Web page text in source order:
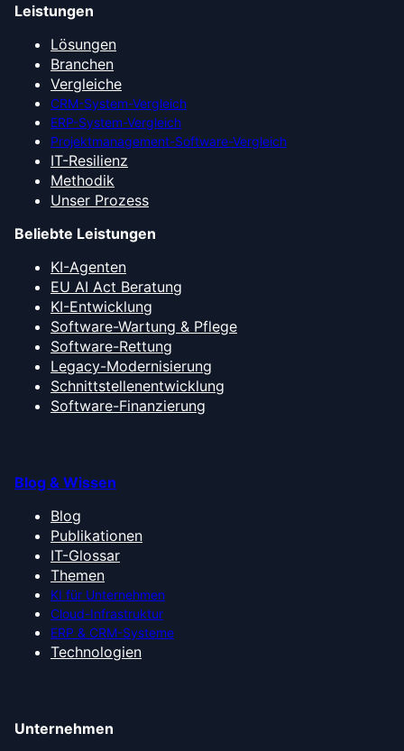
Leistungen
Lösungen
Branchen
Vergleiche
CRM-System-Vergleich
ERP-System-Vergleich
Projektmanagement-Software-Vergleich
IT-Resilienz
Methodik
Unser Prozess
Beliebte Leistungen
KI-Agenten
EU AI Act Beratung
KI-Entwicklung
Software-Wartung & Pflege
Software-Rettung
Legacy-Modernisierung
Schnittstellenentwicklung
Software-Finanzierung
Blog & Wissen
Blog
Publikationen
IT-Glossar
Themen
KI für Unternehmen
Cloud-Infrastruktur
ERP & CRM-Systeme
Technologien
Unternehmen